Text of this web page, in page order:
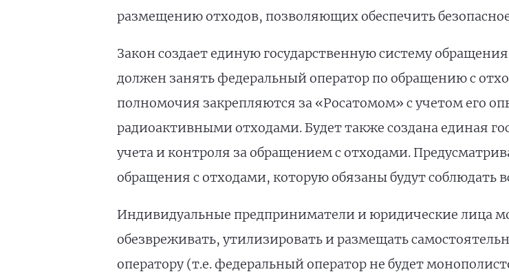
размещению отходов, позволяющих обеспечить
Закон создает единую государственную систему
должен занять федеральный оператор по обращению с
полномочия закрепляются за «Росатомом» с учетом его
радиоактивными отходами. Будет также создана единая
учета и контроля за обращением с отходами.
обращения с отходами, которую обязаны будут соблюдать
Индивидуальные предприниматели и юридические лица
обезвреживать, утилизировать и размещать
оператору (т.е. федеральный оператор не будет